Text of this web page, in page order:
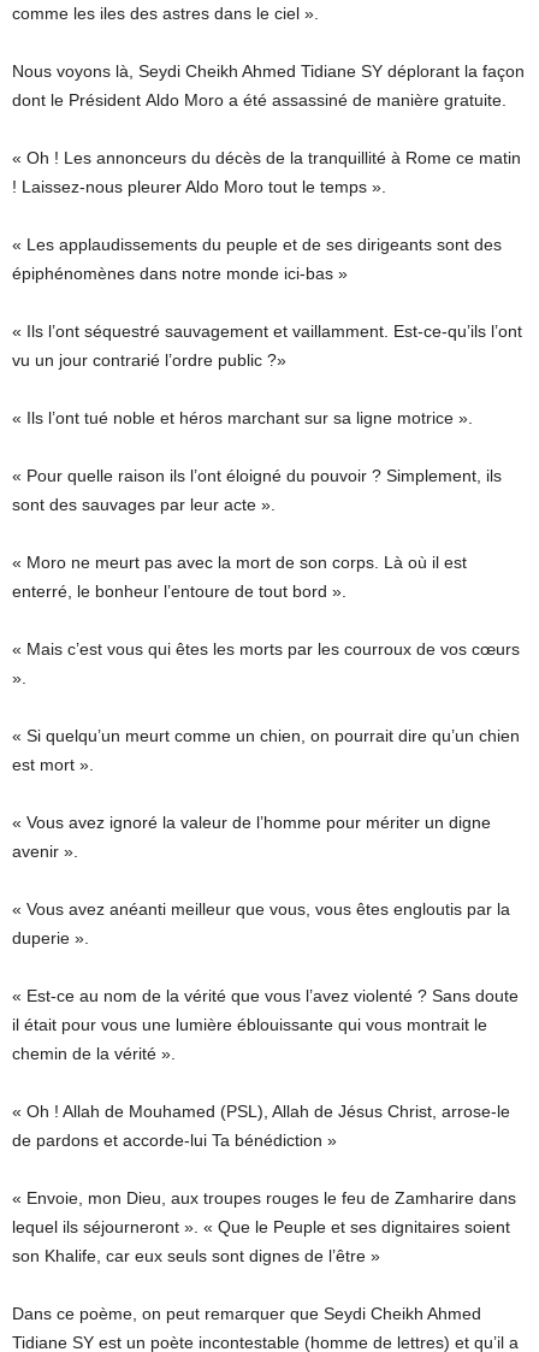
comme les iles des astres dans le ciel ».
Nous voyons là, Seydi Cheikh Ahmed Tidiane SY déplorant la façon
dont le Président Aldo Moro a été assassiné de manière gratuite.
« Oh ! Les annonceurs du décès de la tranquillité à Rome ce matin
! Laissez-nous pleurer Aldo Moro tout le temps ».
« Les applaudissements du peuple et de ses dirigeants sont des
épiphénomènes dans notre monde ici-bas »
« Ils l’ont séquestré sauvagement et vaillamment. Est-ce-qu’ils l’ont
vu un jour contrarié l’ordre public ?»
« Ils l’ont tué noble et héros marchant sur sa ligne motrice ».
« Pour quelle raison ils l’ont éloigné du pouvoir ? Simplement, ils
sont des sauvages par leur acte ».
« Moro ne meurt pas avec la mort de son corps. Là où il est
enterré, le bonheur l’entoure de tout bord ».
« Mais c’est vous qui êtes les morts par les courroux de vos cœurs
».
« Si quelqu’un meurt comme un chien, on pourrait dire qu’un chien
est mort ».
« Vous avez ignoré la valeur de l’homme pour mériter un digne
avenir ».
« Vous avez anéanti meilleur que vous, vous êtes engloutis par la
duperie ».
« Est-ce au nom de la vérité que vous l’avez violenté ? Sans doute
il était pour vous une lumière éblouissante qui vous montrait le
chemin de la vérité ».
« Oh ! Allah de Mouhamed (PSL), Allah de Jésus Christ, arrose-le
de pardons et accorde-lui Ta bénédiction »
« Envoie, mon Dieu, aux troupes rouges le feu de Zamharire dans
lequel ils séjourneront ». « Que le Peuple et ses dignitaires soient
son Khalife, car eux seuls sont dignes de l’être »
Dans ce poème, on peut remarquer que Seydi Cheikh Ahmed
Tidiane SY est un poète incontestable (homme de lettres) et qu’il a